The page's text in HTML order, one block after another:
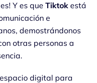
Y es que Tiktok está
e
demostrándonos
otras personas a
digital para